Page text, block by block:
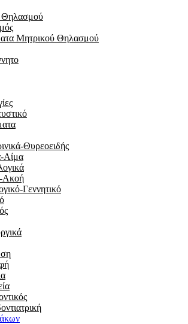
Μητρικού Θηλασμού
Θυρεοειδής
Αίμα
Ακοή
Γεννητικό